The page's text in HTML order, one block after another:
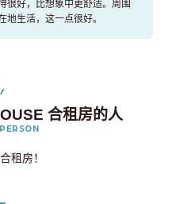
很好，比想象中更舒适。周围
地生活，这一点很好。
合租房的人
租房！